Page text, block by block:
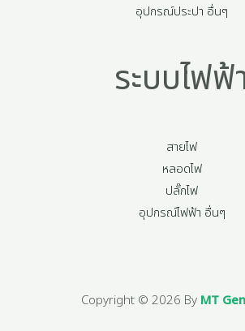
อุปกรณ์ประปา อื่นๆ
ระบบไฟฟ้
สายไฟ
หลอดไฟ
ปลั๊กไฟ
อุปกรณ์ไฟฟ้า อื่นๆ
Copyright © 2026 By MT